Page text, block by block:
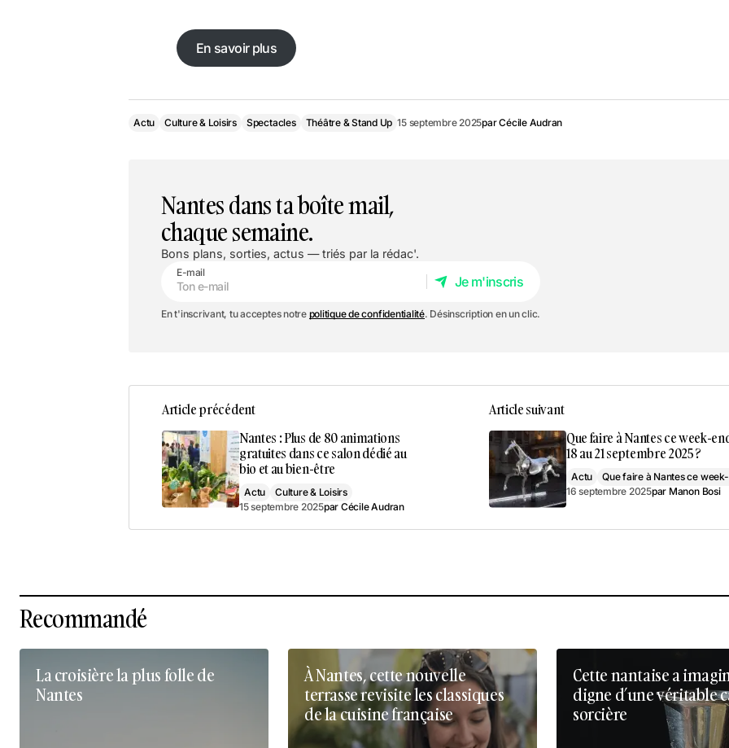
En savoir plus
En savoir plus
Actu Culture & Loisirs Spectacles Théâtre & Stand Up 15 septembre 2025parCécile Audran
Nantes dans ta boîte mail,
chaque semaine.
Bons plans, sorties, actus — triés par la rédac'.
E-mail
Je m'inscris
En t'inscrivant, tu acceptes notre politique de confidentialité. Désinscription en un clic.
Article précédent
Nantes : Plus de 80 animations
gratuites dans ce salon dédié au
bio et au bien-être
Actu
Culture & Loisirs
15 septembre 2025par Cécile Audran
Article suivant
Que faire à Nantes ce week-
18 au 21 septembre 2025 ?
Actu
Que faire à Nantes ce
16 septembre 2025par Manon Bosi
Recommandé
La croisière la plus folle de
Nantes
À Nantes, cette nouvelle
terrasse revisite les classiques
de la cuisine française
Cette nantaise a
digne d’une véritable
sorcière